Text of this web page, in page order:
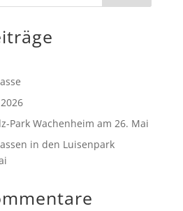
Park Wachenheim am 26. Mai
in den Luisenpark